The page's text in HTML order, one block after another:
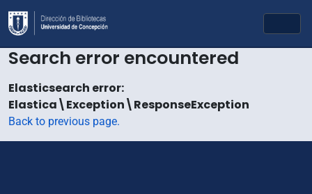
Skip to main content
Search error encountered
Elasticsearch error:
Elastica\Exception\ResponseException
Back to previous page.